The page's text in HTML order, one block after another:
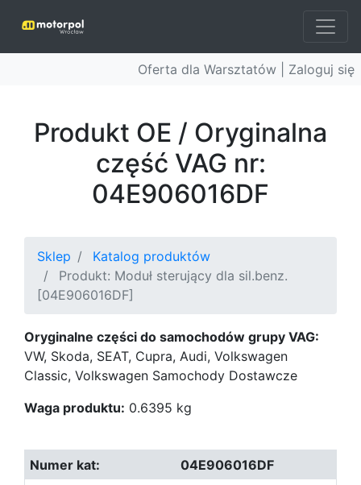
Oferta dla Warsztatów | Zaloguj się
Produkt OE / Oryginalna
część VAG nr:
04E906016DF
Sklep
Katalog produktów
Produkt: Moduł sterujący dla sil.benz.
[04E906016DF]
Oryginalne części do samochodów grupy VAG:
VW, Skoda, SEAT, Cupra, Audi, Volkswagen
Classic, Volkswagen Samochody Dostawcze
Waga produktu: 0.6395 kg
04E906016DF